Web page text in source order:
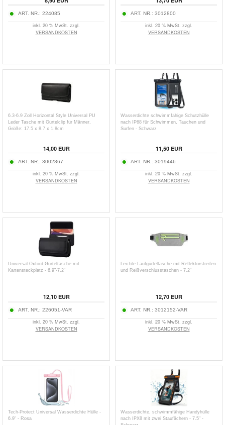
ART. NR.: 224085
inkl. 20 % MwSt. zzgl.
VERSANDKOSTEN
ART. NR.: 3012800
inkl. 20 % MwSt. zzgl.
VERSANDKOSTEN
6.3-6.9 Zoll Horizontal Style Universal PU
Leder Tasche mit Gürtelclip für Männer,
Größe: 17.5 x 8.7 x 1.8cm
14,00EUR
ART. NR.: 3002867
inkl. 20 % MwSt. zzgl.
VERSANDKOSTEN
Wasserdichte schwimmfähige Schutzhülle
nach IP68 für Schwimmen, Tauchen und
Surfen - Schwarz
11,50EUR
ART. NR.: 3019446
inkl. 20 % MwSt. zzgl.
VERSANDKOSTEN
Universal Oxford Gürteltasche mit
Kartensteckplatz - 6.9"-7.2"
12,10EUR
ART. NR.: 226051-VAR
inkl. 20 % MwSt. zzgl.
VERSANDKOSTEN
Leichte Laufgürteltasche mit Reflektorstreifen
und Reißverschlusstaschen - 7.2"
12,70EUR
ART. NR.: 3012152-VAR
inkl. 20 % MwSt. zzgl.
VERSANDKOSTEN
Tech-Protect Universal Wasserdichte Hülle -
6.9" - Rosa
Wasserdichte, schwimmfähige Handyhülle
nach IPX8 mit zwei Staufächern - 7.5" -